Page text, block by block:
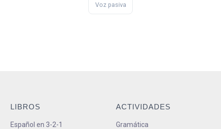
Voz pasiva
LIBROS
Español en 3-2-1
ACTIVIDADES
Gramática